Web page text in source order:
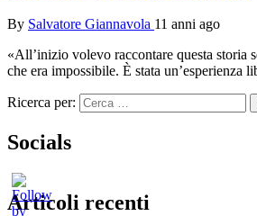
By Salvatore Giannavola 11 anni ago
«All’inizio volevo raccontare questa storia
che era impossibile. È stata un’esperienza
Ricerca per:
Socials
Articoli recenti